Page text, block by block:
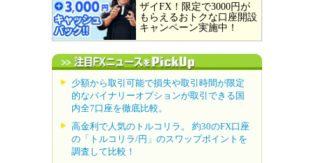
ザイFX！限定で3000円が
もらえるおトクな口座開設
キャンペーン実施中！
少額から取引可能で損失や取引時間が限定
的なバイナリーオプションが取引できる国
内全7口座を徹底比較。
高金利で人気のトルコリラ。 約30のFX口座
の「トルコリラ/円」のスワップポイントを
調査して比較！